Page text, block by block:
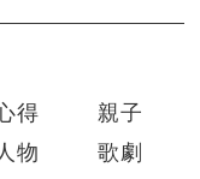
得
親子
物
歌劇